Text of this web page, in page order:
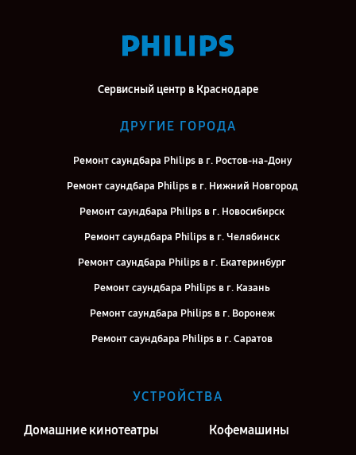
Сервисный центр в Краснодаре
ДРУГИЕ ГОРОДА
Ремонт саундбара Philips в г. Ростов-на-Дону
Ремонт саундбара Philips в г. Нижний Новгород
Ремонт саундбара Philips в г. Новосибирск
Ремонт саундбара Philips в г. Челябинск
Ремонт саундбара Philips в г. Екатеринбург
Ремонт саундбара Philips в г. Казань
Ремонт саундбара Philips в г. Воронеж
Ремонт саундбара Philips в г. Саратов
Ремонт саундбара Philips в г. Москва
УСТРОЙСТВА
Домашние кинотеатры Кофемашины